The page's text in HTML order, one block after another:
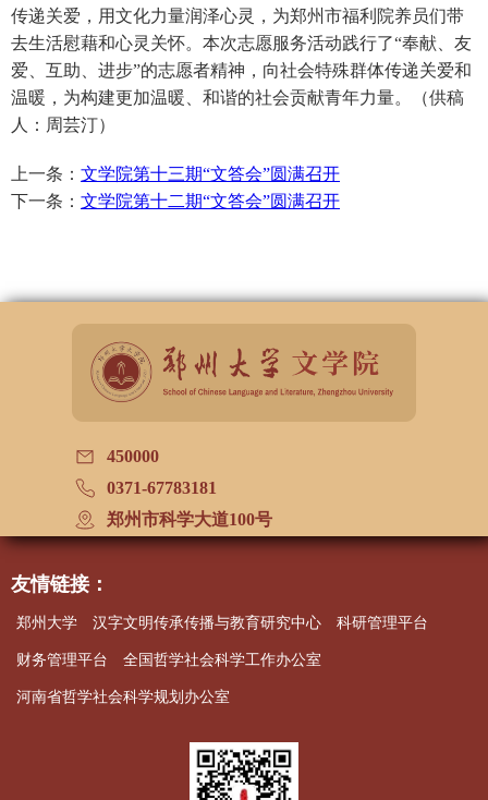
传递关爱，用文化力量润泽心灵，为郑州市福利院养员们带
去生活慰藉和心灵关怀。本次志愿服务活动践行了“奉献、友
爱、互助、进步”的志愿者精神，向社会特殊群体传递关爱和
温暖，为构建更加温暖、和谐的社会贡献青年力量。（供稿
人：周芸汀）
上一条： 文学院第十三期“文答会”圆满召开
下一条： 文学院第十二期“文答会”圆满召开
450000
0371-67783181
郑州市科学大道100号
友情链接：
郑州大学 汉字文明传承传播与教育研究中心 科研管理平台
财务管理平台 全国哲学社会科学工作办公室
河南省哲学社会科学规划办公室